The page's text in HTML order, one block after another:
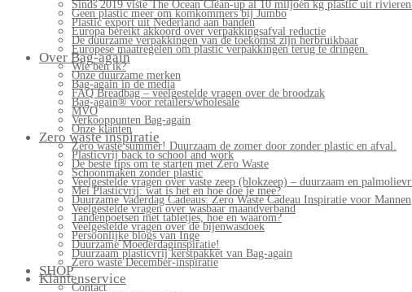
Sinds 2019 viste The Ocean Clean-up al 10 miljoen kg plastic uit rivieren
Geen plastic meer om komkommers bij Jumbo
Plastic export uit Nederland aan banden
Europa bereikt akkoord over verpakkingsafval reductie
De duurzame verpakkingen van de toekomst zijn herbruikbaar
Europese maatregelen om plastic verpakkingen terug te dringen.
Over Bag-again
Wie ben ik?
Onze duurzame merken
Bag-again in de media
FAQ Breadbag – veelgestelde vragen over de broodzak
Bag-again® voor retailers/wholesale
MVO
Verkooppunten Bag-again
Onze klanten
Zero waste inspiratie
Zero waste summer! Duurzaam de zomer door zonder plastic en afval.
Plasticvrij back to school and work
De beste tips om te starten met Zero Waste
Schoonmaken zonder plastic
Veelgestelde vragen over vaste zeep (blokzeep) – duurzaam en
Mei Plasticvrij: wat is het en hoe doe je mee?
Duurzame Vaderdag Cadeaus: Zero Waste Cadeau Inspiratie voor Mannen
Veelgestelde vragen over wasbaar maandverband
Tandenpoetsen met tabletjes, hoe en waarom?
Veelgestelde vragen over de bijenwasdoek
Persoonlijke blogs van Inge
Duurzame Moederdaginspiratie!
Duurzaam plasticvrij kerstpakket van Bag-again
Zero waste December-inspiratie
SHOP
Klantenservice
Contact